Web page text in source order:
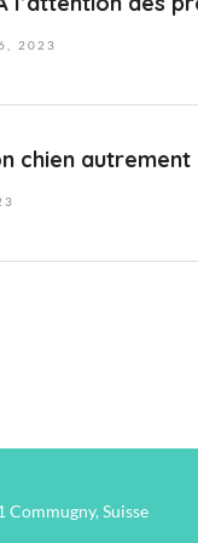
2023
chien autrement
Commugny, Suisse